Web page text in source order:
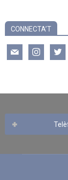
CONNECTA’T
mail instagramtwitter